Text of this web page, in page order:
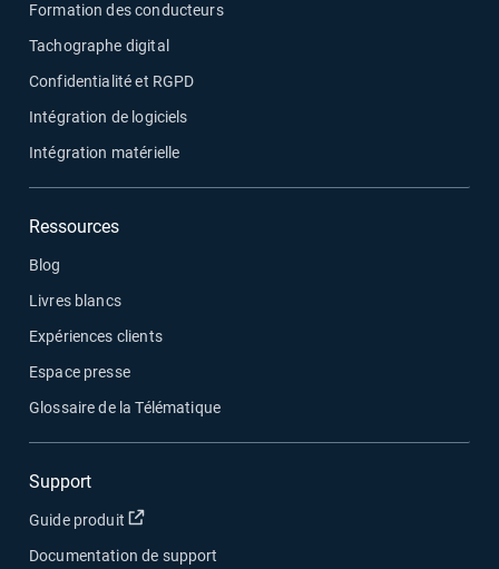
Formation des conducteurs
Tachographe digital
Confidentialité et RGPD
Intégration de logiciels
Intégration matérielle
Ressources
Blog
Livres blancs
Expériences clients
Espace presse
Glossaire de la Télématique
Support
Guide produit Ouvrir dans une nouvelle fenêtre
Documentation de support